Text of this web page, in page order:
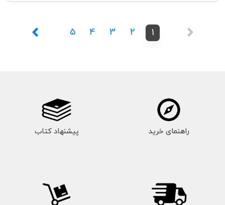
1
2
3
4
5
راهنمای خرید پیشنهاد کتاب